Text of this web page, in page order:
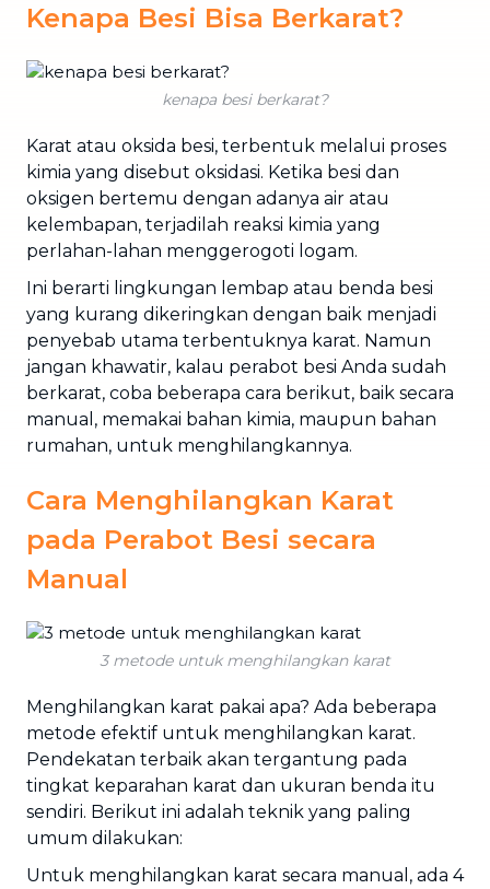
Kenapa Besi Bisa Berkarat?
kenapa besi berkarat?
Karat atau oksida besi, terbentuk melalui proses
kimia yang disebut oksidasi. Ketika besi dan
oksigen bertemu dengan adanya air atau
kelembapan, terjadilah reaksi kimia yang
perlahan-lahan menggerogoti logam.
Ini berarti lingkungan lembap atau benda besi
yang kurang dikeringkan dengan baik menjadi
penyebab utama terbentuknya karat. Namun
jangan khawatir, kalau perabot besi Anda sudah
berkarat, coba beberapa cara berikut, baik secara
manual, memakai bahan kimia, maupun bahan
rumahan, untuk menghilangkannya.
Cara Menghilangkan Karat
pada Perabot Besi secara
Manual
3 metode untuk menghilangkan karat
Menghilangkan karat pakai apa? Ada beberapa
metode efektif untuk menghilangkan karat.
Pendekatan terbaik akan tergantung pada
tingkat keparahan karat dan ukuran benda itu
sendiri. Berikut ini adalah teknik yang paling
umum dilakukan:
Untuk menghilangkan karat secara manual, ada 4